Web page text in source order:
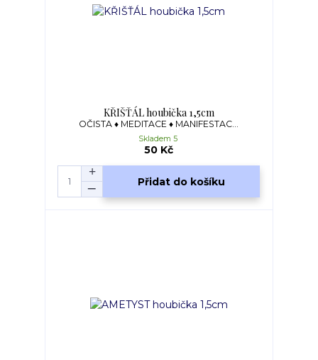
KŘIŠŤÁL houbička 1,5cm
OČISTA ♦ MEDITACE ♦ MANIFESTAC...
50 Kč
Skladem 5
Přidat do košíku